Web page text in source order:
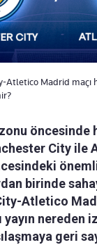
Atletico Madrid maçı
öncesinde
City ile
birinde
Atletico
yayın nereden
geri